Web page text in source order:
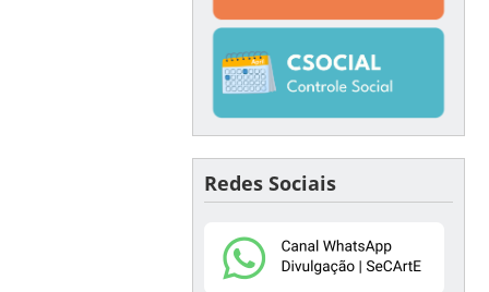
Redes Sociais